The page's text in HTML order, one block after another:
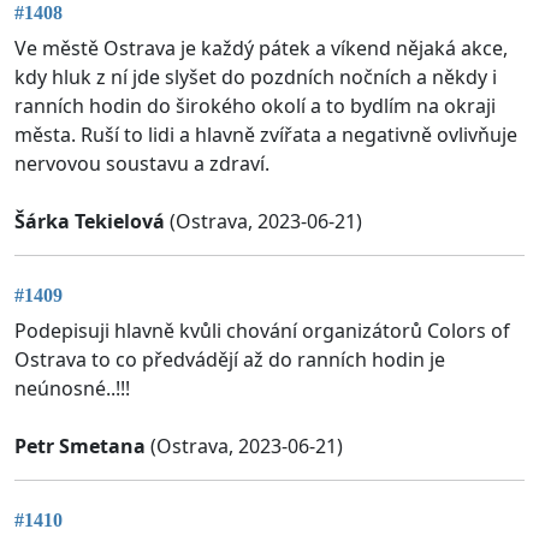
#1408
Ve městě Ostrava je každý pátek a víkend nějaká akce,
kdy hluk z ní jde slyšet do pozdních nočních a někdy i
ranních hodin do širokého okolí a to bydlím na okraji
města. Ruší to lidi a hlavně zvířata a negativně ovlivňuje
nervovou soustavu a zdraví.
Šárka Tekielová (Ostrava, 2023-06-21)
#1409
Podepisuji hlavně kvůli chování organizátorů Colors of
Ostrava to co předvádějí až do ranních hodin je
neúnosné..!!!
Petr Smetana (Ostrava, 2023-06-21)
#1410